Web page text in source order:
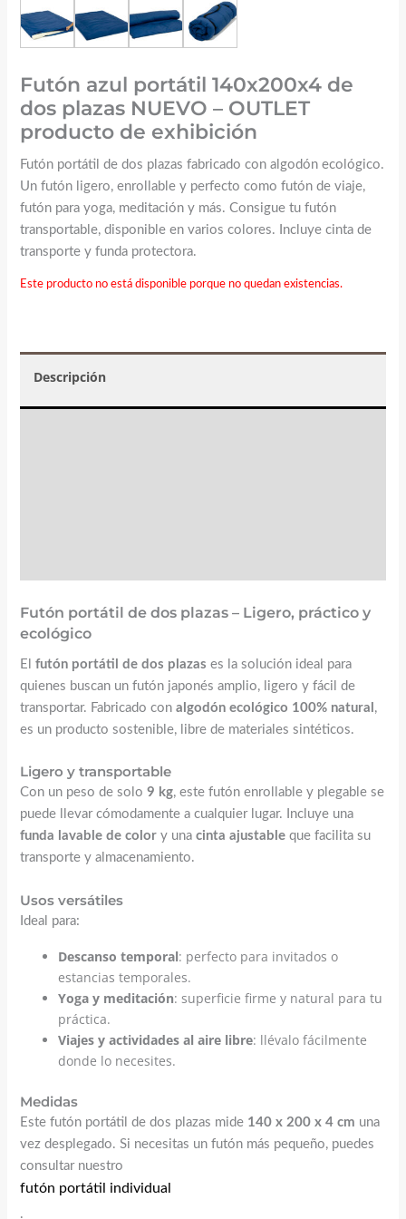
Futón azul portátil 140x200x4 de
dos plazas NUEVO – OUTLET
producto de exhibición
Futón portátil de dos plazas fabricado con algodón ecológico.
Un futón ligero, enrollable y perfecto como futón de viaje,
futón para yoga, meditación y más. Consigue tu futón
transportable, disponible en varios colores. Incluye cinta de
transporte y funda protectora.
Este producto no está disponible porque no quedan existencias.
Descripción
Futón portátil de dos plazas – Ligero, práctico y
ecológico
El futón portátil de dos plazas es la solución ideal para
quienes buscan un futón japonés amplio, ligero y fácil de
transportar. Fabricado con algodón ecológico 100% natural ,
es un producto sostenible, libre de materiales sintéticos.
Ligero y transportable
Con un peso de solo 9 kg, este futón enrollable y plegable se
puede llevar cómodamente a cualquier lugar. Incluye una
funda lavable de colory una cinta ajustableque facilita su
transporte y almacenamiento.
Usos versátiles
Ideal para:
Descanso temporal: perfecto para invitados o
estancias temporales.
Yoga y meditación: superficie firme y natural para tu
práctica.
Viajes y actividades al aire libre: llévalo fácilmente
donde lo necesites.
Medidas
Este futón portátil de dos plazas mide 140 x 200 x 4 cm una
vez desplegado. Si necesitas un futón más pequeño, puedes
consultar nuestro
futón portátil individual
.